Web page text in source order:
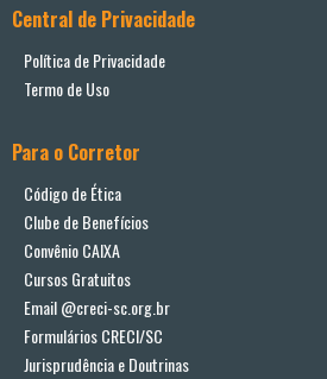
Central de Privacidade
Política de Privacidade
Termo de Uso
Para o Corretor
Código de Ética
Clube de Benefícios
Convênio CAIXA
Cursos Gratuitos
Email @creci-sc.org.br
Formulários CRECI/SC
Jurisprudência e Doutrinas